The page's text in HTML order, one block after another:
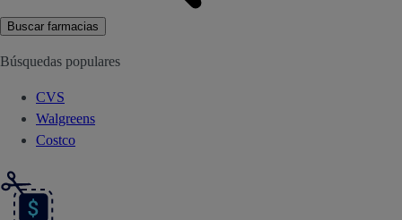
Buscar farmacias
Búsquedas populares
CVS
Walgreens
Costco